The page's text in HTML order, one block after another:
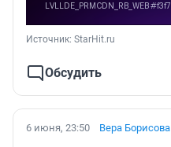
Источник: StarHit.ru
Обсудить
6 июня, 23:50 Вера Борисова